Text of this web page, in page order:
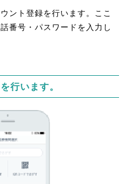
ント登録を行います。ここ
番号・パスワードを入力し
行います。